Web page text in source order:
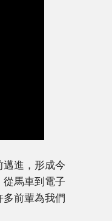
進，形成今
從馬車到電子
前輩為我們